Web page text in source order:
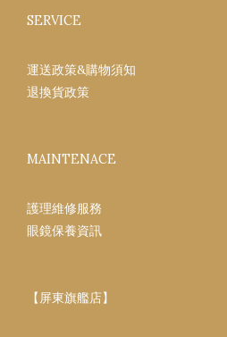
SERVICE
運送政策&購物須知
退換貨政策
MAINTENACE
護理維修服務
眼鏡保養資訊
【屏東旗艦店】